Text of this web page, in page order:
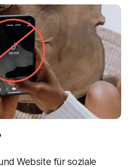
Website für soziale